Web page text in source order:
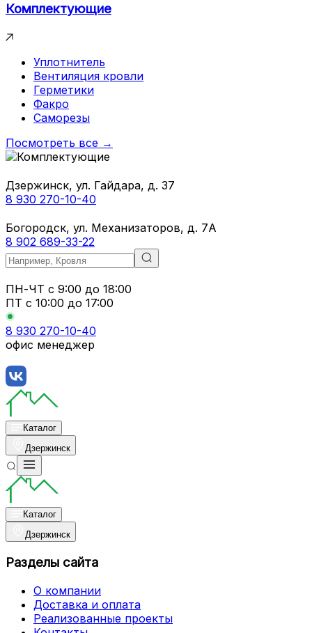
Комплектующие
Уплотнитель
Вентиляция кровли
Герметики
Факро
Саморезы
Посмотреть все →
Дзержинск, ул. Гайдара, д. 37
8 930 270-10-40
Богородск, ул. Механизаторов, д. 7А
8 902 689-33-22
ПН-ЧТ с 9:00 до 18:00
ПТ с 10:00 до 17:00
8 930 270-10-40
офис менеджер
Каталог
Дзержинск
Каталог
Дзержинск
Разделы сайта
О компании
Доставка и оплата
Реализованные проекты